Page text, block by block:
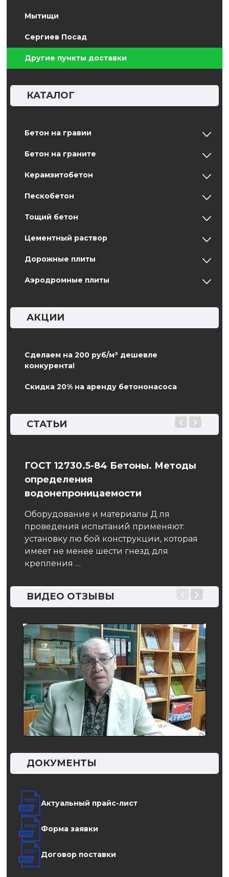
Мытищи
Сергиев Посад
Другие пункты доставки
КАТАЛОГ
Бетон на гравии
Бетон на граните
Керамзитобетон
Пескобетон
Тощий бетон
Цементный раствор
Дорожные плиты
Аэродромные плиты
АКЦИИ
Сделаем на 200 руб/м³ дешевле
конкурента!
Скидка 20% на аренду бетононасоса
СТАТЬИ
ГОСТ 12730.5-84 Бетоны. Методы
определения
водонепроницаемости
Оборудование и материалы Д ля
проведения испытаний применяют:
установку лю бой конструкции, которая
имеет не менее шести гнезд для
крепления …
ВИДЕО ОТЗЫВЫ
ДОКУМЕНТЫ
Актуальный прайс-лист
Форма заявки
Договор поставки